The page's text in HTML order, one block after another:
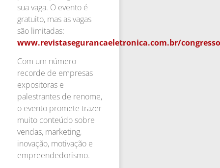
sua vaga. O evento é
gratuito, mas as vagas
são limitadas:
www.revistasegurancaeletronica.com.br/congresso
Com um número
recorde de empresas
expositoras e
palestrantes de renome,
o evento promete trazer
muito conteúdo sobre
vendas, marketing,
inovação, motivação e
empreendedorismo.